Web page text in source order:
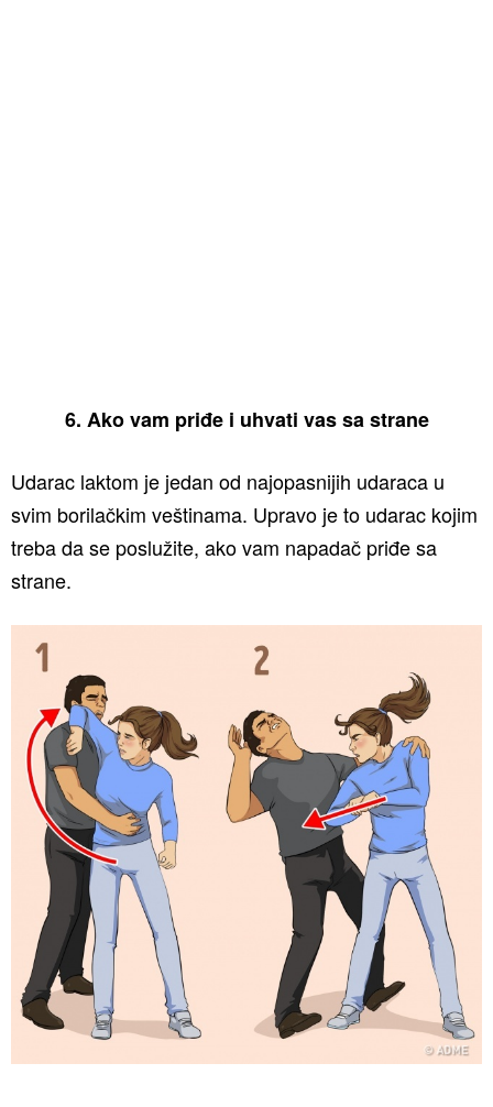
6. Ako vam priđe i uhvati vas sa strane
Udarac laktom je jedan od najopasnijih udaraca u
svim borilačkim veštinama. Upravo je to udarac kojim
treba da se poslužite, ako vam napadač priđe sa
strane.